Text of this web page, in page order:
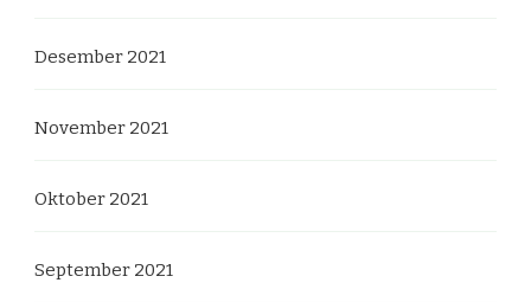
Desember 2021
November 2021
Oktober 2021
September 2021